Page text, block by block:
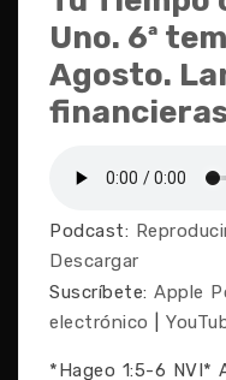
Uno. 6ª
Agosto.
Podcast:
Descargar
Suscríbete: Apple
electrónico
*Hageo 1:5-6 NVI*